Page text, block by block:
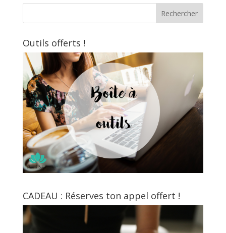
Outils offerts !
CADEAU : Réserves ton appel offert !